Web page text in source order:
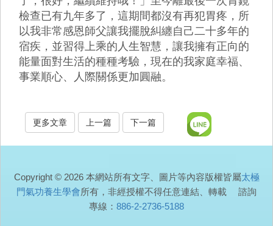
檢查已有九年多了，這期間都沒有再犯胃疼，所
以我非常感恩師父讓我擺脫糾纏自己二十多年的
宿疾，並習得上乘的人生智慧，讓我擁有正向的
能量面對生活的種種考驗，現在的我家庭幸福、
事業順心、人際關係更加圓融。
更多文章 上一篇 下一篇
Copyright © 2026 本網站所有文字、圖片等內容版權皆屬太極
門氣功養生學會所有，非經授權不得任意連結、轉載 諮詢
專線： 886-2-2736-5188